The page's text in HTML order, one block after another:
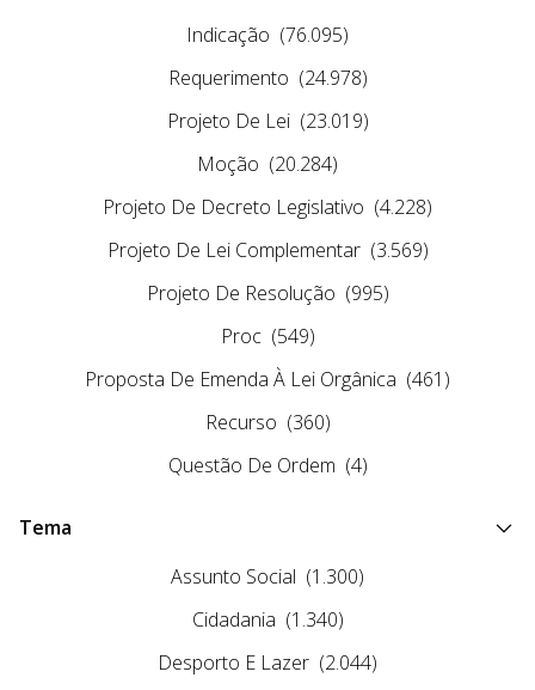
Indicação (76.095)
Requerimento (24.978)
Projeto De Lei (23.019)
Moção (20.284)
Projeto De Decreto Legislativo (4.228)
Projeto De Lei Complementar (3.569)
Projeto De Resolução (995)
Proc (549)
Proposta De Emenda À Lei Orgânica (461)
Recurso (360)
Questão De Ordem (4)
Tema
Assunto Social (1.300)
Cidadania (1.340)
Desporto E Lazer (2.044)